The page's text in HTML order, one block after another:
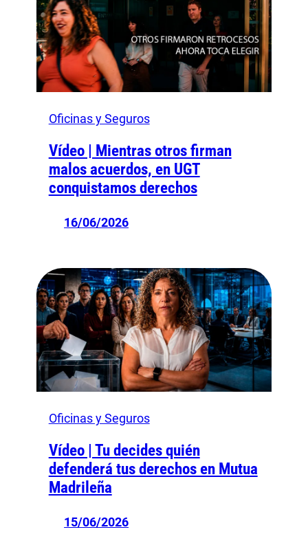
Oficinas y Seguros
Vídeo | Mientras otros firman
malos acuerdos, en UGT
conquistamos derechos
16/06/2026
Oficinas y Seguros
Vídeo | Tu decides quién
defenderá tus derechos en Mutua
Madrileña
15/06/2026